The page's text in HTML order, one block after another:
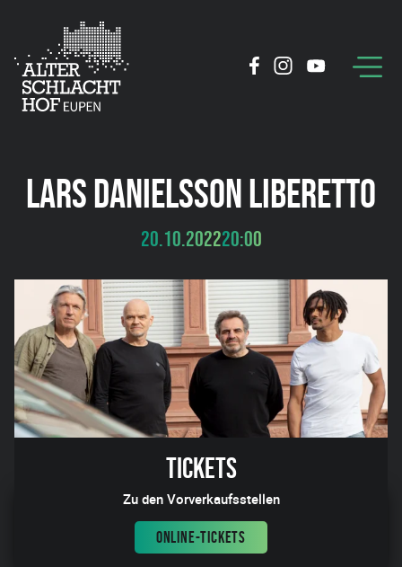
LARS DANIELSSON LIBERETTO
20.10.202220:00
Tickets
Zu den Vorverkaufsstellen
ONLINE-TICKETS